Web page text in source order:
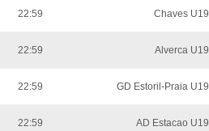
22:59 Chaves U19
22:59 Alverca U19
22:59 GD Estoril-Praia U19
22:59 AD Estacao U19